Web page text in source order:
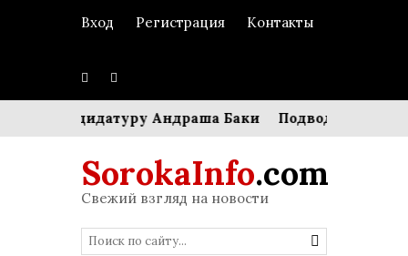
Вход Регистрация Контакты
кандидатуру Андраша Баки Подводные
SorokaInfo.com
Свежий взгляд на новости